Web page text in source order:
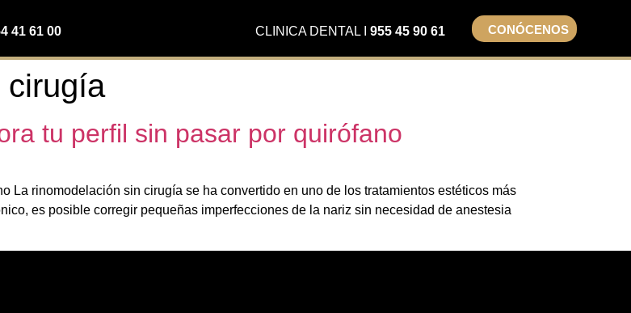
41 61 00 CLINICA DENTAL I 955 45 90 61 CONÓCENOS
cirugía
tu perfil sin pasar por quirófano
La rinomodelación sin cirugía se ha convertido en uno de los tratamientos estéticos más
es posible corregir pequeñas imperfecciones de la nariz sin necesidad de anestesia